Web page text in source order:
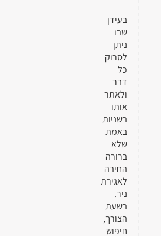
בעידן
שבו
ניתן
לסרוק
כל
דבר
ולאתר
אותו
בשניות
באמת
שלא
ברורה
החיבה
לאגירת
ניר.
בשעת
הצורך,
חיפוש